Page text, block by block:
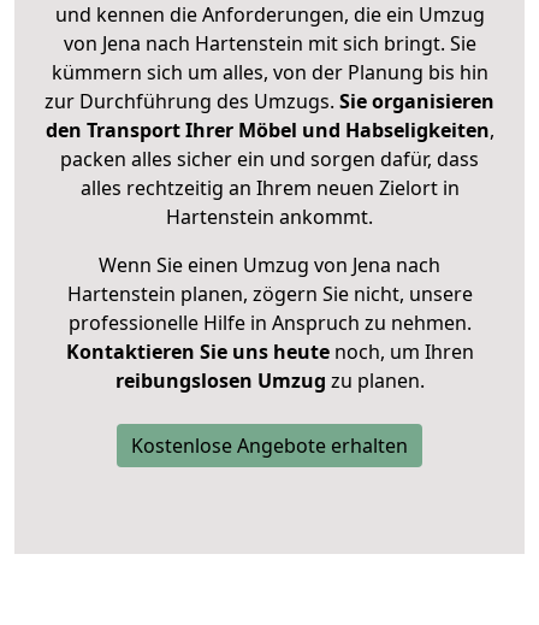
und kennen die Anforderungen, die ein Umzug
von Jena nach Hartenstein mit sich bringt. Sie
kümmern sich um alles, von der Planung bis hin
zur Durchführung des Umzugs. Sie organisieren
den Transport Ihrer Möbel und Habseligkeiten,
packen alles sicher ein und sorgen dafür, dass
alles rechtzeitig an Ihrem neuen Zielort in
Hartenstein ankommt.
Wenn Sie einen Umzug von Jena nach
Hartenstein planen, zögern Sie nicht, unsere
professionelle Hilfe in Anspruch zu nehmen.
Kontaktieren Sie uns heutenoch, um Ihren
reibungslosen Umzug zu planen.
Kostenlose Angebote erhalten